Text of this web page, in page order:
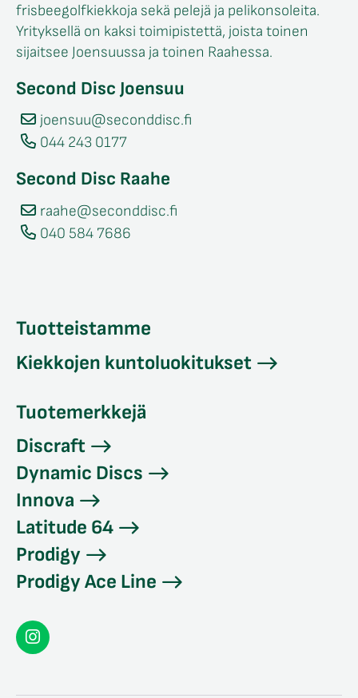
frisbeegolfkiekkoja sekä pelejä ja pelikonsoleita.
Yrityksellä on kaksi toimipistettä, joista toinen
sijaitsee Joensuussa ja toinen Raahessa.
Second Disc Joensuu
joensuu@seconddisc.fi
044 243 0177
Second Disc Raahe
raahe@seconddisc.fi
040 584 7686
Tuotteistamme
Kiekkojen kuntoluokitukset
Tuotemerkkejä
Discraft
Dynamic Discs
Innova
Latitude 64
Prodigy
Prodigy Ace Line
Seconddisc